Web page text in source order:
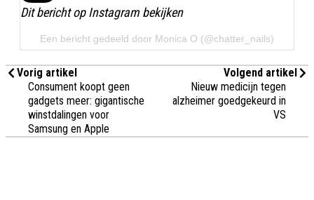
Dit bericht op Instagram bekijken
Een bericht gedeeld door Monica O (@chatter_nails)
Vorig artikel
Consument koopt geen
gadgets meer: gigantische
winstdalingen voor
Samsung en Apple
Volgend artikel
Nieuw medicijn tegen
alzheimer goedgekeurd in
VS